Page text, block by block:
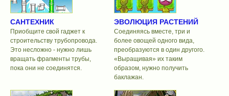
САНТЕХНИК
Приобщите свой гаджет к
строительству трубопровода.
Это несложно - нужно лишь
вращать фрагменты трубы,
пока они не соединятся.
ЭВОЛЮЦИЯ РАСТЕНИЙ
Соединяясь вместе, три и
более овощей одного вида,
преобразуются в один другого.
«Выращивая» их таким
образом, нужно получить
баклажан.